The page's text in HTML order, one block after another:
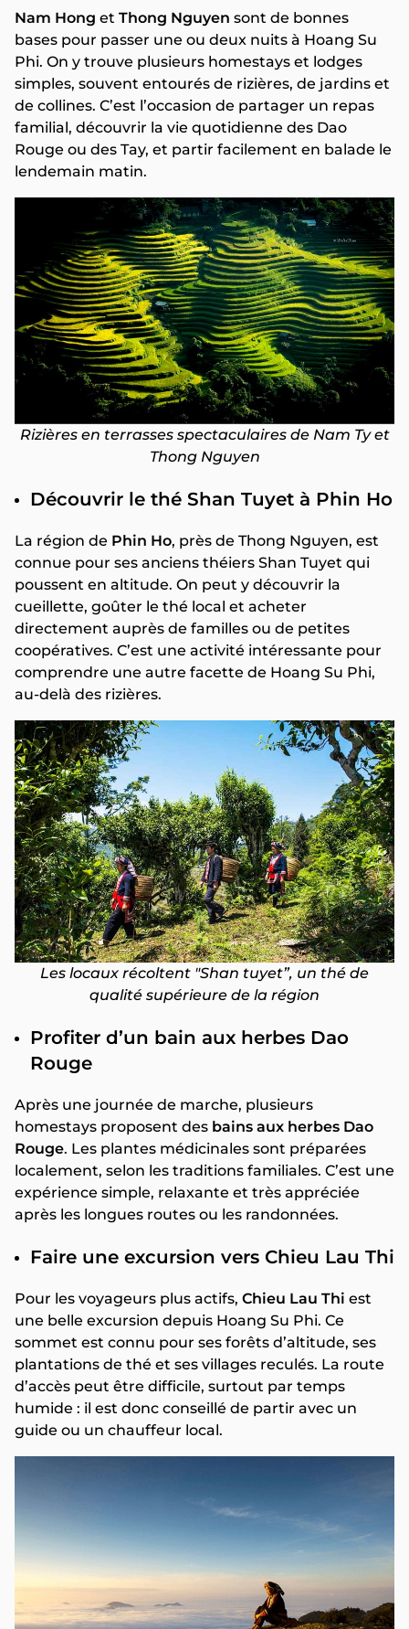
Nam Hong et Thong Nguyen sont de bonnes
bases pour passer une ou deux nuits à Hoang Su
Phi. On y trouve plusieurs homestays et lodges
simples, souvent entourés de rizières, de jardins et
de collines. C’est l’occasion de partager un repas
familial, découvrir la vie quotidienne des Dao
Rouge ou des Tay, et partir facilement en balade le
lendemain matin.
Rizières en terrasses spectaculaires de Nam Ty et
Thong Nguyen
Découvrir le thé Shan Tuyet à Phin Ho
La région de Phin Ho, près de Thong Nguyen, est
connue pour ses anciens théiers Shan Tuyet qui
poussent en altitude. On peut y découvrir la
cueillette, goûter le thé local et acheter
directement auprès de familles ou de petites
coopératives. C’est une activité intéressante pour
comprendre une autre facette de Hoang Su Phi,
au-delà des rizières.
Les locaux récoltent "Shan tuyet”, un thé de
qualité supérieure de la région
Profiter d’un bain aux herbes Dao
Rouge
Après une journée de marche, plusieurs
homestays proposent des bains aux herbes Dao
Rouge. Les plantes médicinales sont préparées
localement, selon les traditions familiales. C’est une
expérience simple, relaxante et très appréciée
après les longues routes ou les randonnées.
Faire une excursion vers Chieu Lau Thi
Pour les voyageurs plus actifs, Chieu Lau Thi est
une belle excursion depuis Hoang Su Phi. Ce
sommet est connu pour ses forêts d’altitude, ses
plantations de thé et ses villages reculés. La route
d’accès peut être difficile, surtout par temps
humide : il est donc conseillé de partir avec un
guide ou un chauffeur local.